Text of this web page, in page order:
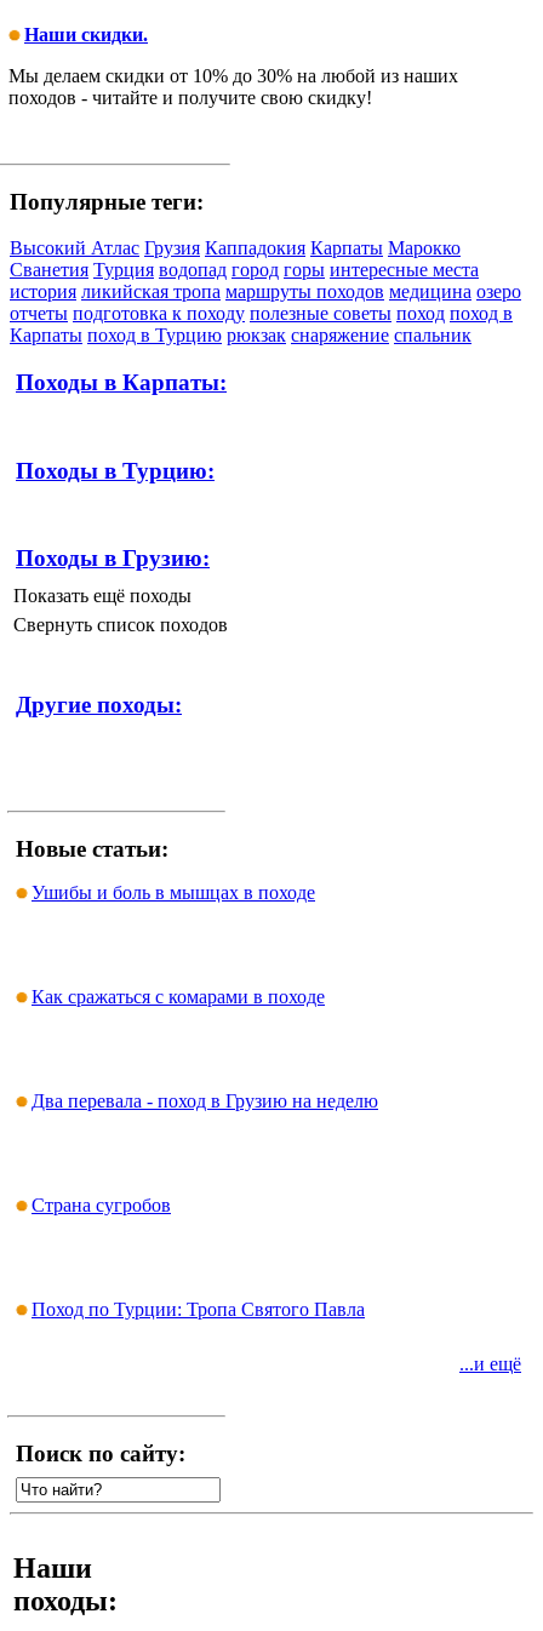
Наши скидки.
Мы делаем скидки от 10% до 30% на любой из наших
походов - читайте и получите свою скидку!
Популярные теги:
Высокий Атлас Грузия Каппадокия Карпаты Марокко
Сванетия Турция водопад город горы интересные места
история ликийская тропа маршруты походов медицина озеро
отчеты подготовка к походу полезные советы поход поход в
Карпаты поход в Турцию рюкзак снаряжение спальник
Походы в Карпаты:
Походы в Турцию:
Походы в Грузию:
Показать ещё походы
Свернуть список походов
Другие походы:
Новые статьи:
Ушибы и боль в мышцах в походе
Как сражаться с комарами в походе
Два перевала - поход в Грузию на неделю
Страна сугробов
Поход по Турции: Тропа Святого Павла
...и ещё
Поиск по сайту:
Наши
походы: